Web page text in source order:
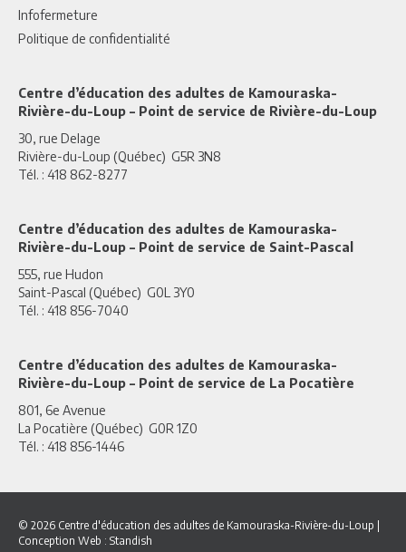
Infofermeture
Politique de confidentialité
Centre d’éducation des adultes de Kamouraska-
Rivière-du-Loup – Point de service de Rivière-du-Loup
30, rue Delage
Rivière-du-Loup (Québec) G5R 3N8
Tél. : 418 862-8277
Centre d’éducation des adultes de Kamouraska-
Rivière-du-Loup – Point de service de Saint-Pascal
555, rue Hudon
Saint-Pascal (Québec) G0L 3Y0
Tél. : 418 856-7040
Centre d’éducation des adultes de Kamouraska-
Rivière-du-Loup – Point de service de La Pocatière
801, 6e Avenue
La Pocatière (Québec) G0R 1Z0
Tél. : 418 856-1446
© 2026 Centre d'éducation des adultes de Kamouraska-Rivière-du-Loup
Conception Web : Standish